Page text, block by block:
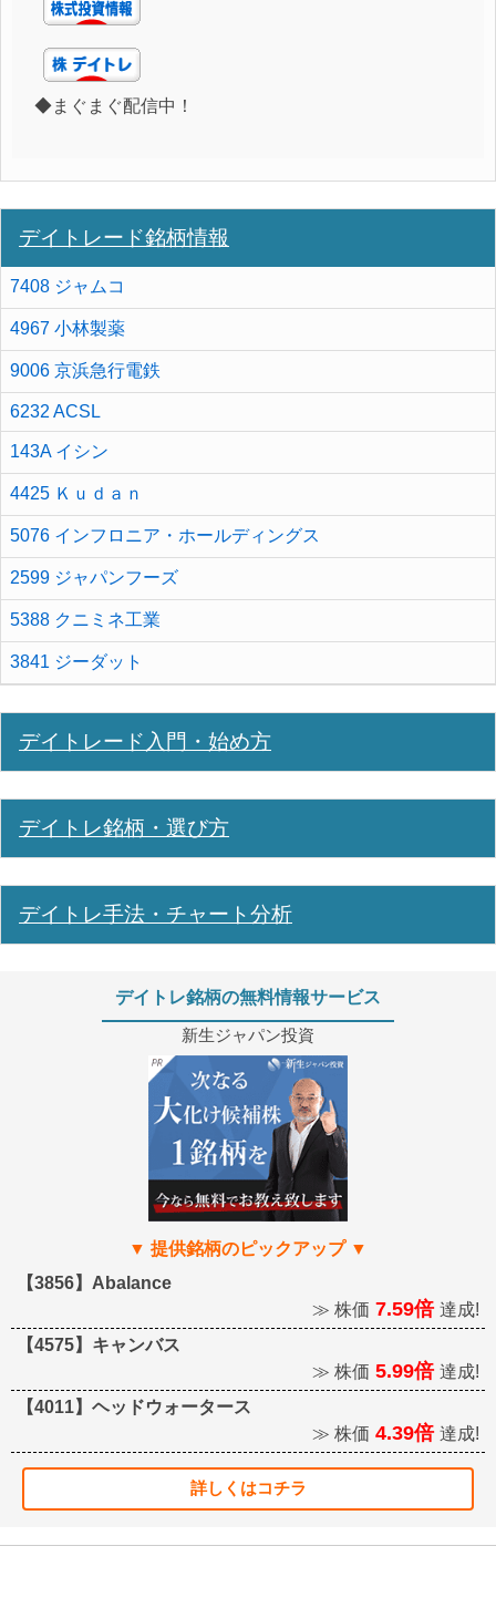
◆まぐまぐ配信中！
デイトレード銘柄情報
7408 ジャムコ
4967 小林製薬
9006 京浜急行電鉄
6232 ACSL
143A イシン
4425 Ｋｕｄａｎ
5076 インフロニア・ホールディングス
2599 ジャパンフーズ
5388 クニミネ工業
3841 ジーダット
デイトレード入門・始め方
デイトレ銘柄・選び方
デイトレ手法・チャート分析
デイトレ銘柄の無料情報サービス
新生ジャパン投資
【3856】Abalance
≫ 株価 7.59倍 達成!
【4575】キャンバス
≫ 株価 5.99倍 達成!
【4011】ヘッドウォータース
≫ 株価 4.39倍 達成!
詳しくはコチラ